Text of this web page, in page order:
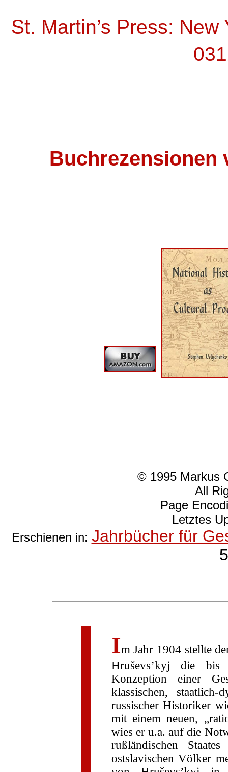
St. Martin’s Press:
Buchrezensionen
© 1995 Markus
All
Page
Letztes
Erschienen in: Jahrbücher für
Im Jahr 1904 stellte
Hruševs’kyj die bis
Konzeption einer
klassischen, staatlich-
russischer Historiker
mit einem neuen,
wies er u.a. auf die
rußländischen
ostslavischen Völker